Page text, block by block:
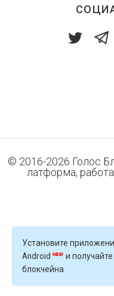
© 2016-2026 Голос
латформа,
Установите
Android
и
блокчейна